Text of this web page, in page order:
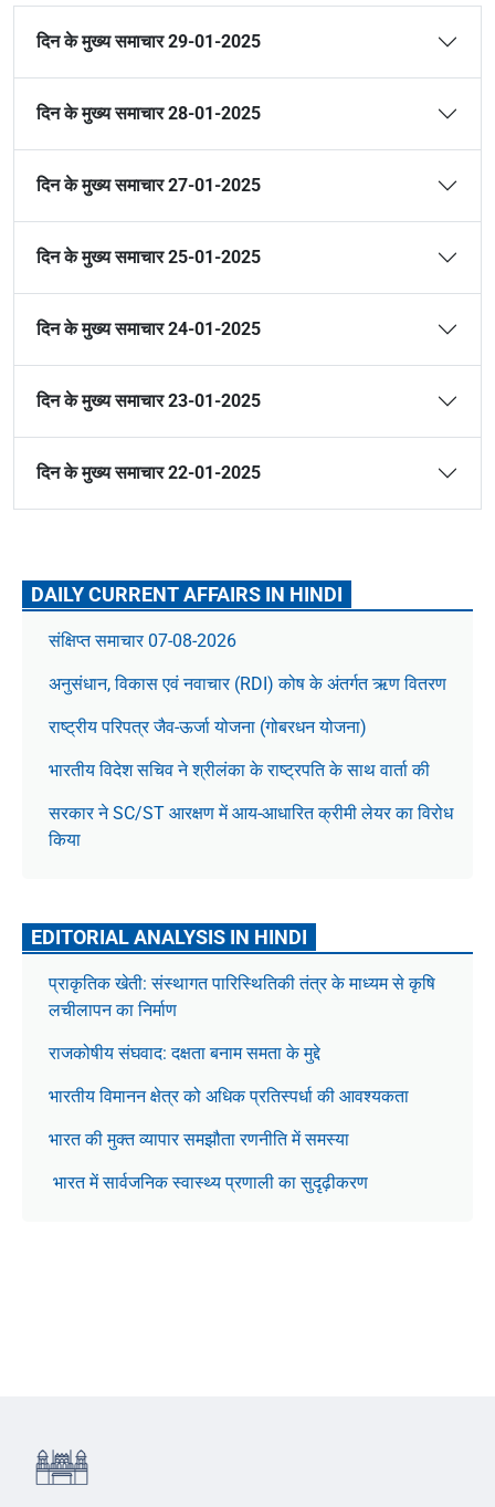
दिन के मुख्य समाचार 29-01-2025
दिन के मुख्य समाचार 28-01-2025
दिन के मुख्य समाचार 27-01-2025
दिन के मुख्य समाचार 25-01-2025
दिन के मुख्य समाचार 24-01-2025
दिन के मुख्य समाचार 23-01-2025
दिन के मुख्य समाचार 22-01-2025
DAILY CURRENT AFFAIRS IN HINDI
संक्षिप्त समाचार 07-08-2026
अनुसंधान, विकास एवं नवाचार (RDI) कोष के अंतर्गत ऋण वितरण
राष्ट्रीय परिपत्र जैव-ऊर्जा योजना (गोबरधन योजना)
भारतीय विदेश सचिव ने श्रीलंका के राष्ट्रपति के साथ वार्ता की
सरकार ने SC/ST आरक्षण में आय-आधारित क्रीमी लेयर का विरोध
किया
EDITORIAL ANALYSIS IN HINDI
प्राकृतिक खेती: संस्थागत पारिस्थितिकी तंत्र के माध्यम से कृषि
लचीलापन का निर्माण
राजकोषीय संघवाद: दक्षता बनाम समता के मुद्दे
भारतीय विमानन क्षेत्र को अधिक प्रतिस्पर्धा की आवश्यकता
भारत की मुक्त व्यापार समझौता रणनीति में समस्या
भारत में सार्वजनिक स्वास्थ्य प्रणाली का सुदृढ़ीकरण